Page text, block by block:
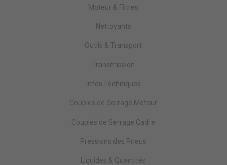
Moteur & Filtres
Nettoyants
Outils & Transport
Transmission
Infos Techniques
Couples de Serrage Moteur
Couples de Serrage Cadre
Pressions des Pneus
Liquides & Quantités